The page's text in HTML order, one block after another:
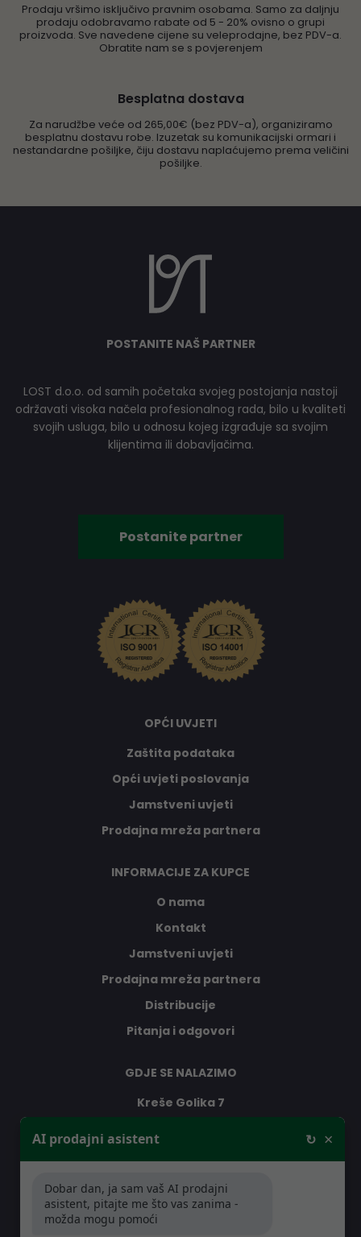
Prodaju vršimo isključivo pravnim osobama. Samo za daljnju
prodaju odobravamo rabate od 5 - 20% ovisno o grupi
proizvoda. Sve navedene cijene su veleprodajne, bez PDV-a.
Obratite nam se s povjerenjem
Besplatna dostava
Za narudžbe veće od 265,00€ (bez PDV-a), organiziramo
besplatnu dostavu robe. Izuzetak su komunikacijski ormari i
nestandardne pošiljke, čiju dostavu naplaćujemo prema veličini
pošiljke.
POSTANITE NAŠ PARTNER
LOST d.o.o. od samih početaka svojeg postojanja nastoji
održavati visoka načela profesionalnog rada, bilo u kvaliteti
svojih usluga, bilo u odnosu kojeg izgrađuje sa svojim
klijentima ili dobavljačima.
Postanite partner
OPĆI UVJETI
Zaštita podataka
Opći uvjeti poslovanja
Jamstveni uvjeti
Prodajna mreža partnera
INFORMACIJE ZA KUPCE
O nama
Kontakt
Jamstveni uvjeti
Prodajna mreža partnera
Distribucije
Pitanja i odgovori
GDJE SE NALAZIMO
Kreše Golika 7
RADNO VRIJEME
Pon-Čet: 08:30 - 16:30h
AI prodajni asistent ↻ ×
Dobar dan, ja sam vaš AI prodajni
asistent, pitajte me što vas zanima -
možda mogu pomoći